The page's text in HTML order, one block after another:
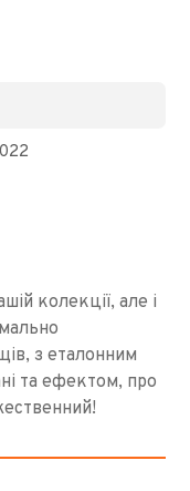
колекції, але і
з еталонним
та ефектом, про